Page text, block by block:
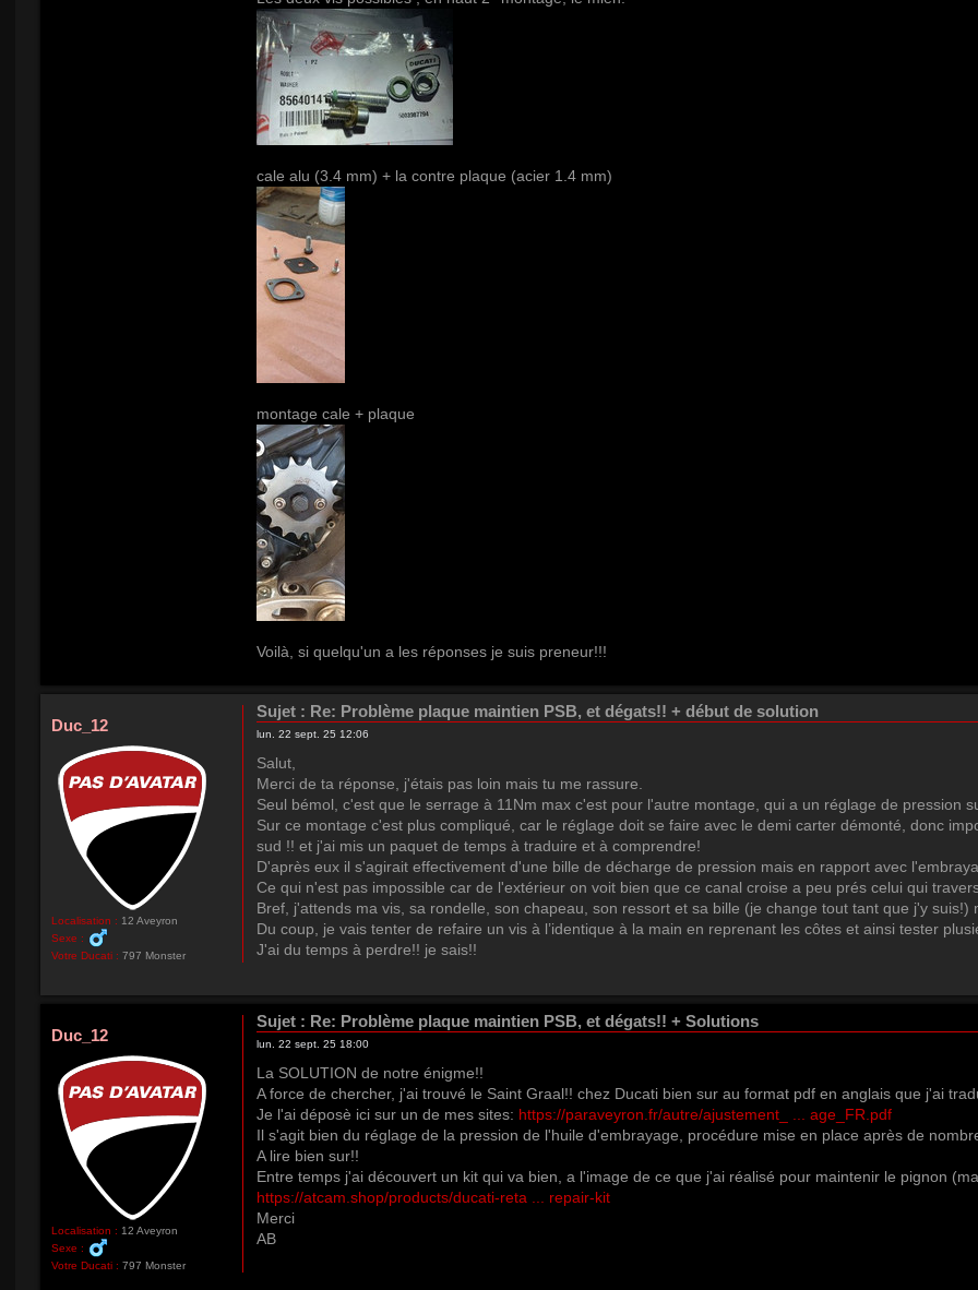
cale alu (3.4 mm) + la contre plaque (acier 1.4 mm)
montage cale + plaque
Voilà, si quelqu'un a les réponses je suis preneur!!!
Duc_12
Localisation : 12 Aveyron
Sexe :
Votre Ducati : 797 Monster
Sujet : Re: Problème plaque maintien PSB, et dégats!! + début de solution
lun. 22 sept. 25 12:06
Salut,
Merci de ta réponse, j'étais pas loin mais tu me rassure.
Seul bémol, c'est que le serrage à 11Nm max c'est pour l'autre montage, qui a un réglage de pression
Sur ce montage c'est plus compliqué, car le réglage doit se faire avec le demi carter démonté, donc
sud !! et j'ai mis un paquet de temps à traduire et à comprendre!
D'après eux il s'agirait effectivement d'une bille de décharge de pression mais en rapport avec
Ce qui n'est pas impossible car de l'extérieur on voit bien que ce canal croise a peu prés celui qui
Bref, j'attends ma vis, sa rondelle, son chapeau, son ressort et sa bille (je change tout tant que j'y suis!)
Du coup, je vais tenter de refaire un vis à l’identique à la main en reprenant les côtes et ainsi tester
J'ai du temps à perdre!! je sais!!
Duc_12
Localisation : 12 Aveyron
Sexe :
Votre Ducati : 797 Monster
Sujet : Re: Problème plaque maintien PSB, et dégats!! + Solutions
lun. 22 sept. 25 18:00
La SOLUTION de notre énigme!!
A force de chercher, j'ai trouvé le Saint Graal!! chez Ducati bien sur au format pdf en anglais que j'ai
Je l'ai déposè ici sur un de mes sites: https://paraveyron.fr/autre/ajustement_ ... age_FR.pdf
Il s'agit bien du réglage de la pression de l'huile d'embrayage, procédure mise en place après de
A lire bien sur!!
Entre temps j'ai découvert un kit qui va bien, a l'image de ce que j'ai réalisé pour maintenir le pignon
https://atcam.shop/products/ducati-reta ... repair-kit
Merci
AB